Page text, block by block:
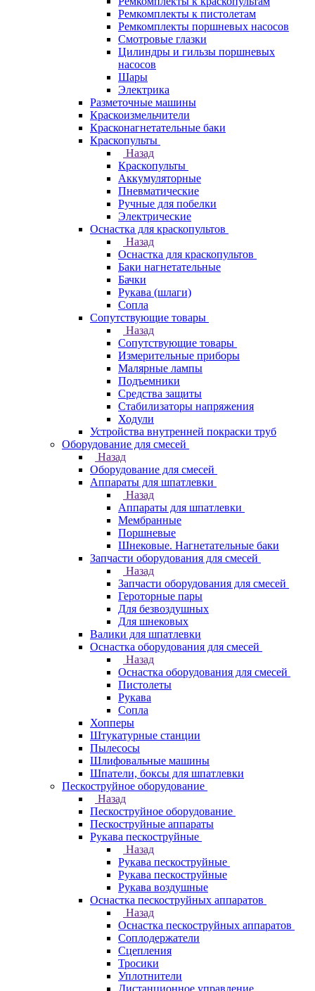
Ремкомплекты к пистолетам
Ремкомплекты поршневых насосов
Смотровые глазки
Цилиндры и гильзы поршневых
насосов
Шары
Электрика
Разметочные машины
Краскоизмельчители
Красконагнетательные баки
Краскопульты
Назад
Краскопульты
Аккумуляторные
Пневматические
Ручные для побелки
Электрические
Оснастка для краскопультов
Назад
Оснастка для краскопультов
Баки нагнетательные
Бачки
Рукава (шлаги)
Сопла
Сопутствующие товары
Назад
Сопутствующие товары
Измерительные приборы
Малярные лампы
Подъемники
Средства защиты
Стабилизаторы напряжения
Ходули
Устройства внутренней покраски труб
Оборудование для смесей
Назад
Оборудование для смесей
Аппараты для шпатлевки
Назад
Аппараты для шпатлевки
Мембранные
Поршневые
Шнековые. Нагнетательные баки
Запчасти оборудования для смесей
Назад
Запчасти оборудования для смесей
Героторные пары
Для безвоздушных
Для шнековых
Валики для шпатлевки
Оснастка оборудования для смесей
Назад
Оснастка оборудования для смесей
Пистолеты
Рукава
Сопла
Хопперы
Штукатурные станции
Пылесосы
Шлифовальные машины
Шпатели, боксы для шпатлевки
Пескоструйное оборудование
Назад
Пескоструйное оборудование
Пескоструйные аппараты
Рукава пескоструйные
Назад
Рукава пескоструйные
Рукава пескоструйные
Рукава воздушные
Оснастка пескоструйных аппаратов
Назад
Оснастка пескоструйных аппаратов
Соплодержатели
Сцепления
Тросики
Уплотнители
Дистанционное управление